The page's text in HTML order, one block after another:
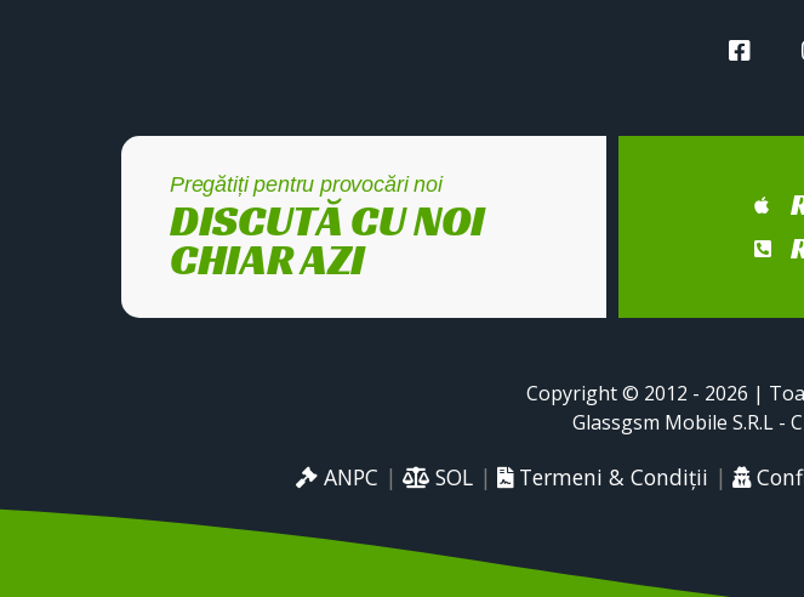
Pregătiți pentru provocări noi
DISCUTĂ CU NOI
CHIAR AZI
Copyright © 2012 - 2026 |
Glassgsm Mobile S.R.L -
ANPC | SOL | Termeni & Condiții |